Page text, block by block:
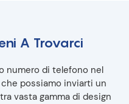
A Trovarci
numero di telefono nel
possiamo inviarti un
vasta gamma di design